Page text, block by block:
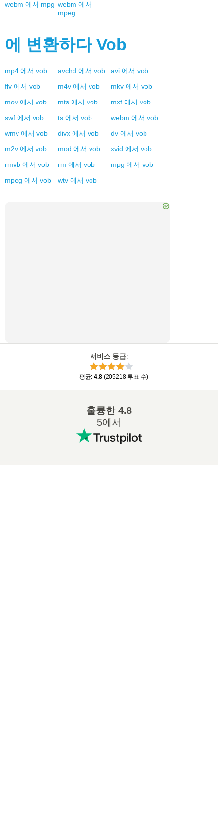
webm 에서 mpg webm 에서
mpeg
에 변환하다 Vob
mp4 에서 vob avchd 에서 vob avi 에서 vob
flv 에서 vob m4v 에서 vob mkv 에서 vob
mov 에서 vob mts 에서 vob mxf 에서 vob
swf 에서 vob ts 에서 vob webm 에서 vob
wmv 에서 vob divx 에서 vob dv 에서 vob
m2v 에서 vob mod 에서 vob xvid 에서 vob
rmvb 에서 vob rm 에서 vob mpg 에서 vob
mpeg 에서 vob wtv 에서 vob
서비스 등급:
평균: 4.8 (205218 투표 수)
훌륭한4.8
5에서